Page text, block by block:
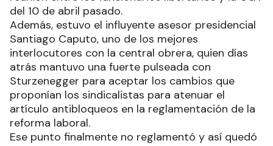
del 10 de abril pasado.
Además, estuvo el influyente asesor presidencial
Santiago Caputo, uno de los mejores
interlocutores con la central obrera, quien días
atrás mantuvo una fuerte pulseada con
Sturzenegger para aceptar los cambios que
proponían los sindicalistas para atenuar el
artículo antibloqueos en la reglamentación de la
reforma laboral.
Ese punto finalmente no reglamentó y así quedó